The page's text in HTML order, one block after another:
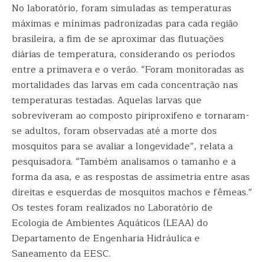
No laboratório, foram simuladas as temperaturas
máximas e mínimas padronizadas para cada região
brasileira, a fim de se aproximar das flutuações
diárias de temperatura, considerando os períodos
entre a primavera e o verão. “Foram monitoradas as
mortalidades das larvas em cada concentração nas
temperaturas testadas. Aquelas larvas que
sobreviveram ao composto piriproxifeno e tornaram-
se adultos, foram observadas até a morte dos
mosquitos para se avaliar a longevidade”, relata a
pesquisadora. “Também analisamos o tamanho e a
forma da asa, e as respostas de assimetria entre asas
direitas e esquerdas de mosquitos machos e fêmeas.”
Os testes foram realizados no Laboratório de
Ecologia de Ambientes Aquáticos (LEAA) do
Departamento de Engenharia Hidráulica e
Saneamento da EESC.